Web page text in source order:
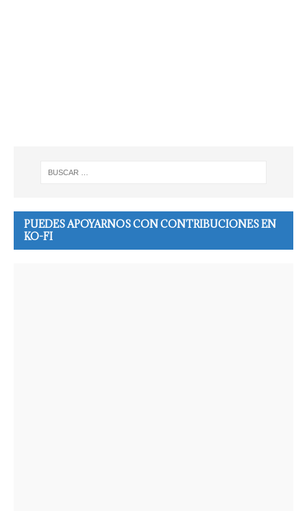
PUEDES APOYARNOS CON CONTRIBUCIONES EN
KO-FI